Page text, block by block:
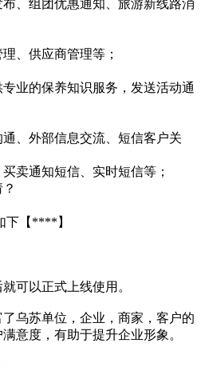
、组团优惠通知、旅游新线路消
、供应商管理等；
业的保养知识服务，发送活动通
、外部信息交流、短信客户关
卖通知短信、实时短信等；
下【****】
可以正式上线使用。
乌苏单位，企业，商家，客户的
意度，有助于提升企业形象。